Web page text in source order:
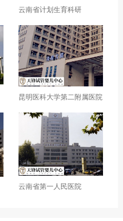
云南省计划生育科研
昆明医科大学第二附属医院
云南省第一人民医院